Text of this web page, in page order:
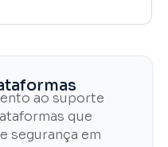
ao suporte
que
segurança em